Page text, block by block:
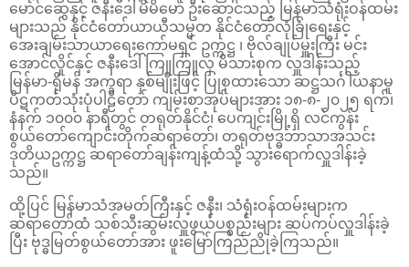
မောင်ဆွေနှင့် ဇနီးဒေါ်မိမိမော် ဦးဆောင်သည့် မြန်မာသံရုံးဝန်ထမ်း
များသည် နိုင်ငံတော်ယာယီသမ္မတ နိုင်ငံတော်လုံခြုံရေးနှင့်
အေးချမ်းသာယာရေးကော်မရှင် ဥက္ကဋ္ဌ ၊ ဗိုလ်ချုပ်မှူးကြီး မင်း
အောင်လှိုင်နှင့် ဇနီးဒေါ်ကြူကြူလှ မိသားစုက လှူဒါန်းသည့်
မြန်မာ-ရိုမန် အက္ခရာ နှစ်မျိုးဖြင့် ပြုစုထားသော ဆဋ္ဌသင်္ဂါယနာမူ
ပိဋကတ်သုံးပုံပါဠိတော် ကျမ်းစာအုပ်များအား ၁၈-၈-၂၀၂၅ ရက်၊
နံနက် ၁၀၀၀ နာရီတွင် တရုတ်နိုင်ငံ၊ ပေကျင်းမြို့ရှိ လင်ကွန်း
စွယ်တော်ကျောင်းတိုက်ဆရာတော်၊ တရုတ်ဗုဒ္ဓဘာသာအသင်း
ဒုတိယဥက္ကဋ္ဌ ဆရာတော်ချန်းကျန့်ထံသို့ သွားရောက်လှူဒါန်းခဲ့
သည်။
ထို့ပြင် မြန်မာသံအမတ်ကြီးနှင့် ဇနီး၊ သံရုံးဝန်ထမ်းများက
ဆရာတော်ထံ သစ်သီးဆွမ်းလှူဖွယ်ပစ္စည်းများ ဆပ်ကပ်လှူဒါန်းခဲ့
ပြီး ဗုဒ္ဓမြတ်စွယ်တော်အား ဖူးမြော်ကြည်ညိုခဲ့ကြသည်။